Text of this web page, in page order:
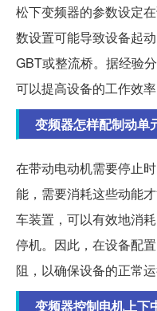
松下变频器的参数设定
数设置可能导致设备起
GBT或整流桥。据经验
可以提高设备的工作效
变频器怎样配制动单
在带动电动机需要停止
能，需要消耗这些动能
车装置，可以有效地消
停机。因此，在设备配
阻，以确保设备的正常运
变频器控制电机上下